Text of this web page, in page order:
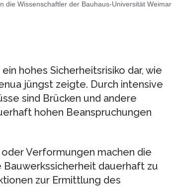
die Wissenschaftler der Bauhaus-Universität Weimar
hohes Sicherheitsrisiko dar, wie
jüngst zeigte. Durch intensive
sind Brücken und andere
hohen Beanspruchungen
Verformungen machen die
dauerhaft zu
zur Ermittlung des